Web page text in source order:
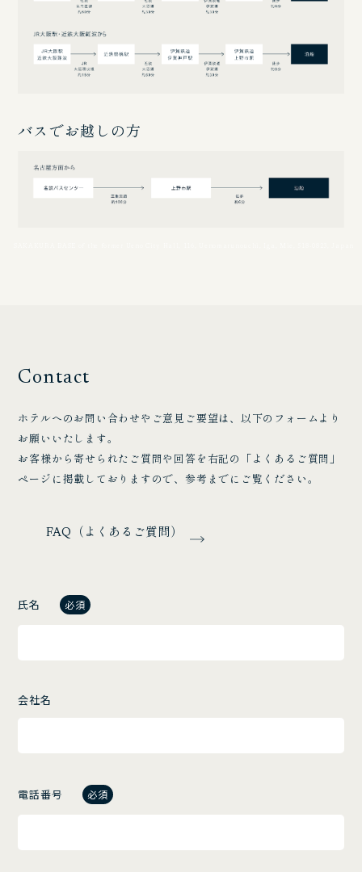
バスでお越しの方
Contact
ホテルへのお問い合わせやご意見ご要望は、以下のフォームより
お願いいたします。
お客様から寄せられたご質問や回答を右記の「よくあるご質問」
ページに掲載しておりますので、参考までにご覧ください。
FAQ（よくあるご質問）
氏名 必須
会社名
電話番号 必須